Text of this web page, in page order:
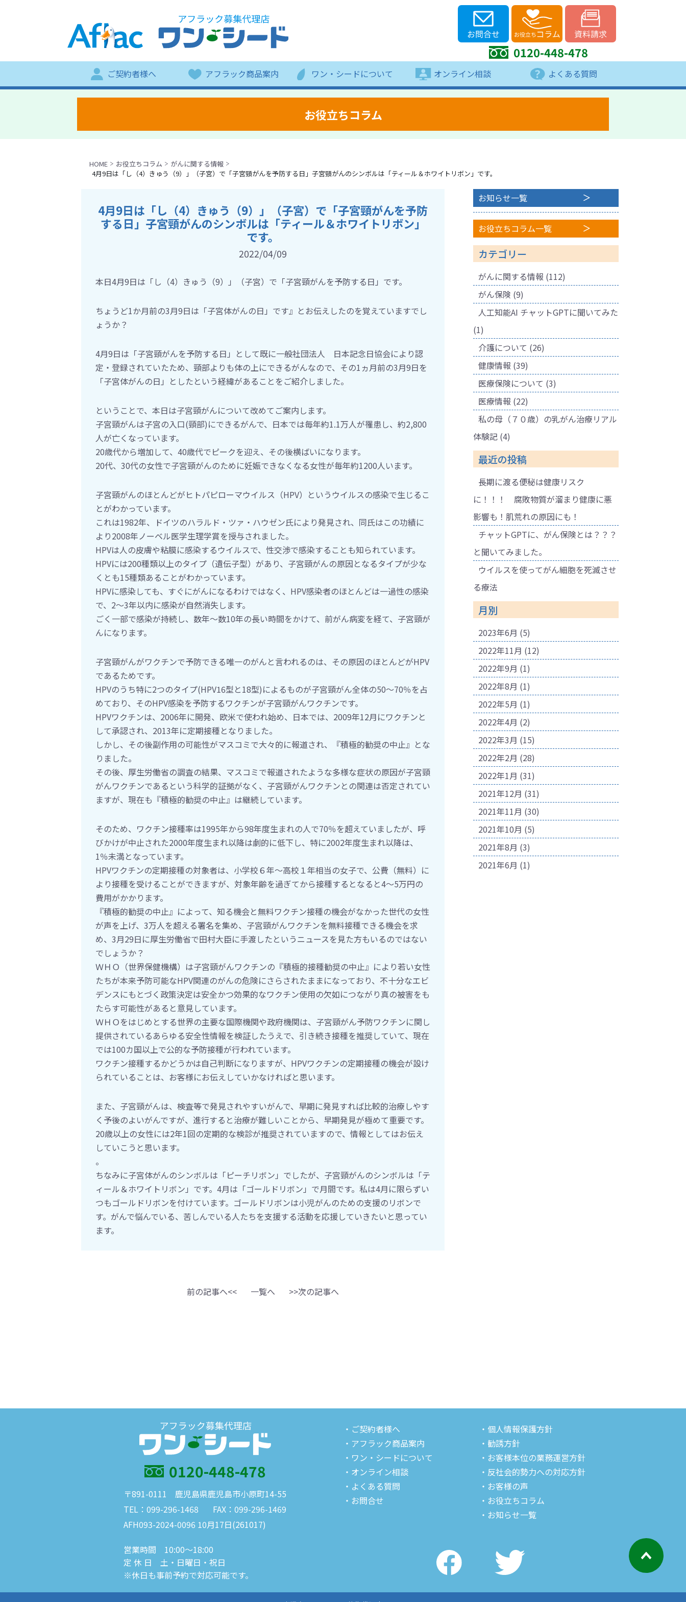
0120-448-478
ご契約者様へ アフラック商品案内 ワン・シードについて オンライン相談 よくある質問
お役立ちコラム
HOME お役立ちコラム
がんに関する情報
4月9日は「し（4）きゅう（9）」（子宮）で「子宮頸がんを予防する日」子宮頸がんのシンボルは「ティール＆ホワイトリボン」です。
4月9日は「し（4）きゅう（9）」（子宮）で「子宮頸がんを予防
する日」子宮頸がんのシンボルは「ティール＆ホワイトリボン」
です。
2022/04/09
本日4月9日は「し（4）きゅう（9）」（子宮）で「子宮頸がんを予防する日」です。
ちょうど1か月前の3月9日は「子宮体がんの日」です』とお伝えしたのを覚えていますでし
ょうか？
4月9日は「子宮頸がんを予防する日」として既に一般社団法人 日本記念日協会により認
定・登録されていたため、頸部よりも体の上にできるがんなので、その1ヵ月前の3月9日を
「子宮体がんの日」としたという経緯があることをご紹介しました。
ということで、本日は子宮頸がんについて改めてご案内します。
子宮頸がんは子宮の入口(頸部)にできるがんで、日本では毎年約1.1万人が罹患し、約2,800
人が亡くなっています。
20歳代から増加して、40歳代でピークを迎え、その後横ばいになります。
20代、30代の女性で子宮頸がんのために妊娠できなくなる女性が毎年約1200人います。
子宮頸がんのほとんどがヒトパピローマウイルス（HPV）というウイルスの感染で生じるこ
とがわかっています。
これは1982年、ドイツのハラルド・ツァ・ハウゼン氏により発見され、同氏はこの功績に
より2008年ノーベル医学生理学賞を授与されました。
HPVは人の皮膚や粘膜に感染するウイルスで、性交渉で感染することも知られています。
HPVには200種類以上のタイプ（遺伝子型）があり、子宮頸がんの原因となるタイプが少な
くとも15種類あることがわかっています。
HPVに感染しても、すぐにがんになるわけではなく、HPV感染者のほとんどは一過性の感染
で、2～3年以内に感染が自然消失します。
ごく一部で感染が持続し、数年～数10年の長い時間をかけて、前がん病変を経て、子宮頸が
んになります。
子宮頸がんがワクチンで予防できる唯一のがんと言われるのは、その原因のほとんどがHPV
であるためです。
HPVのうち特に2つのタイプ(HPV16型と18型)によるものが子宮頸がん全体の50～70％を占
めており、そのHPV感染を予防するワクチンが子宮頸がんワクチンです。
HPVワクチンは、2006年に開発、欧米で使われ始め、日本では、2009年12月にワクチンと
して承認され、2013年に定期接種となりました。
しかし、その後副作用の可能性がマスコミで大々的に報道され、『積極的勧奨の中止』とな
りました。
その後、厚生労働省の調査の結果、マスコミで報道されたような多様な症状の原因が子宮頸
がんワクチンであるという科学的証拠がなく、子宮頸がんワクチンとの関連は否定されてい
ますが、現在も『積極的勧奨の中止』は継続しています。
そのため、ワクチン接種率は1995年から98年度生まれの人で70％を超えていましたが、呼
びかけが中止された2000年度生まれ以降は劇的に低下し、特に2002年度生まれ以降は、
1％未満となっています。
HPVワクチンの定期接種の対象者は、小学校６年～高校１年相当の女子で、公費（無料）に
より接種を受けることができますが、対象年齢を過ぎてから接種するとなると4～5万円の
費用がかかります。
『積極的勧奨の中止』によって、知る機会と無料ワクチン接種の機会がなかった世代の女性
が声を上げ、3万人を超える署名を集め、子宮頸がんワクチンを無料接種できる機会を求
め、3月29日に厚生労働省で田村大臣に手渡したというニュースを見た方もいるのではない
でしょうか？
ＷＨＯ（世界保健機構）は子宮頸がんワクチンの『積極的接種勧奨の中止』により若い女性
たちが本来予防可能なHPV関連のがんの危険にさらされたままになっており、不十分なエビ
デンスにもとづく政策決定は安全かつ効果的なワクチン使用の欠如につながり真の被害をも
たらす可能性があると意見しています。
ＷＨＯをはじめとする世界の主要な国際機関や政府機関は、子宮頸がん予防ワクチンに関し
提供されているあらゆる安全性情報を検証したうえで、引き続き接種を推奨していて、現在
では100カ国以上で公的な予防接種が行われています。
ワクチン接種するかどうかは自己判断になりますが、HPVワクチンの定期接種の機会が設け
られていることは、お客様にお伝えしていかなければと思います。
また、子宮頸がんは、検査等で発見されやすいがんで、早期に発見すれば比較的治療しやす
く予後のよいがんですが、進行すると治療が難しいことから、早期発見が極めて重要です。
20歳以上の女性には2年1回の定期的な検診が推奨されていますので、情報としてはお伝え
していこうと思います。
。
ちなみに子宮体がんのシンボルは「ピーチリボン」でしたが、子宮頸がんのシンボルは「テ
ィール＆ホワイトリボン」です。4月は「ゴールドリボン」で月間です。私は4月に限らずい
つもゴールドリボンを付けています。ゴールドリボンは小児がんのための支援のリボンで
す。がんで悩んでいる、苦しんでいる人たちを支援する活動を応援していきたいと思ってい
ます。
前の記事へ<< 一覧へ >>次の記事へ
お知らせ一覧
お役立ちコラム一覧
カテゴリー
がんに関する情報 (112)
がん保険 (9)
人工知能AI チャットGPTに聞いてみた
(1)
介護について (26)
健康情報 (39)
医療保険について (3)
医療情報 (22)
私の母（７０歳）の乳がん治療リアル
体験記 (4)
最近の投稿
長期に渡る便秘は健康リスク
に！！！ 腐敗物質が溜まり健康に悪
影響も！肌荒れの原因にも！
チャットGPTに、がん保険とは？？？
と聞いてみました。
ウイルスを使ってがん細胞を死滅させ
る療法
月別
2023年6月 (5)
2022年11月 (12)
2022年9月 (1)
2022年8月 (1)
2022年5月 (1)
2022年4月 (2)
2022年3月 (15)
2022年2月 (28)
2022年1月 (31)
2021年12月 (31)
2021年11月 (30)
2021年10月 (5)
2021年8月 (3)
2021年6月 (1)
0120-448-478
〒891-0111 鹿児島県鹿児島市小原町14-55
TEL：099-296-1468
FAX：099-296-1469
AFH093-2024-0096 10月17日(261017)
営業時間 10:00～18:00
定 休 日 土・日曜日・祝日
※休日も事前予約で対応可能です。
・ご契約者様へ
・アフラック商品案内
・ワン・シードについて
・オンライン相談
・よくある質問
・お問合せ
・個人情報保護方針
・勧誘方針
・お客様本位の業務運営方針
・反社会的勢力への対応方針
・お客様の声
・お役立ちコラム
・お知らせ一覧